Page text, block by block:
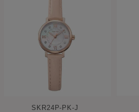
SKR24P-PK-J